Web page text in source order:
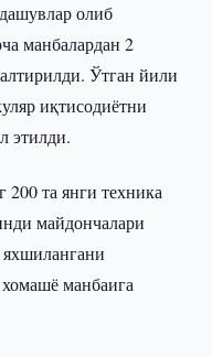
олиб
манбалардан 2
Ўтган йили
иқтисодиётни
этилди.
та янги техника
майдончалари
манбаига